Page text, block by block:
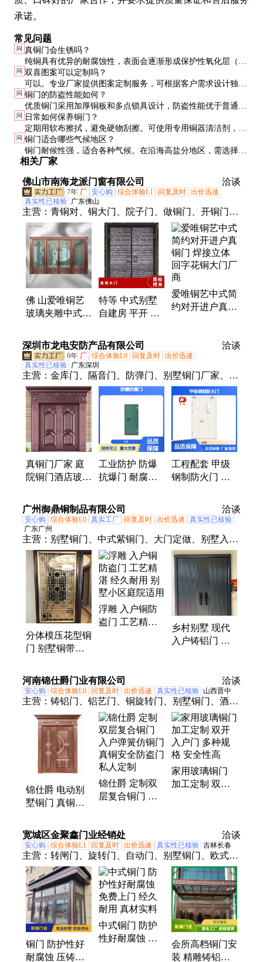
承诺。
常见问题
问 真铜门会生锈吗？
纯铜具有优异的耐腐蚀性，表面会逐渐形成保护性氧化层（铜
绿），不会像铁那样生锈。定期保养可保持光泽。
问 双喜图案可以定制吗？
可以。专业厂家提供图案定制服务，可根据客户需求设计独特
的吉祥图案或家族徽章。
问 铜门的防盗性能如何？
优质铜门采用加厚铜板和多点锁具设计，防盗性能优于普通钢
门。部分产品通过国家防盗门标准认证。
问
日常如何保养铜门？
定期用软布擦拭，避免硬物刮擦。可使用专用铜器清洁剂，保
持表面光泽。注意检查铰链和锁具润滑情况。
问 铜门适合哪些气候地区？
铜门耐候性强，适合各种气候。在沿海高盐分地区，需选择防
盐雾处理的特殊工艺产品。
相关厂家
佛山市南海龙派门窗有限公司 洽谈
7年 厂 安心购 综合体验L1 回复及时 出价迅速
真实性已核验 广东佛山
主营： 青铜对、铜大门、院子门、做铜门、开铜门、
纯铜门、真铜门、青铜门、双铜门、紫铜门、子母铜
门、韩式铜门、小区单、门定制、入户门、铜套门、
庭院门、平开窗、进户铜、双开门、氟碳漆、小区进
户、防盗手工、焊接工艺、六开大门
佛 山爱唯铜艺
玻璃夹雕中式双
平移烤紫铜大门
厂家个性
特等 中式别墅
自建房 平开 真
开铜门 爱唯铜
艺直供
爱唯铜艺中式简
约对开进户真铜
深圳市龙电安防产品有限公司
洽谈
6年 厂 综合体验L0 回复及时 出价迅速
真实性已核验 广东深圳
主营： 金库门、隔音门、防弹门、别墅铜门厂家、防
爆门、玻璃防火门、甲级防火门、钢质防火门、木质
防火门、保密门、防盗安全门、密闭门窗、防潮密闭
门、泄爆门窗
真铜门厂家 庭
院铜门酒店玻璃
安防
工业防护 防爆
抗爆门 耐腐蚀
特种门窗
工程配套 甲级
钢制防火门 抗
广州御鼎铜制品有限公司 洽谈
安心购 综合体验L0 真实工厂 回复及时 出价迅速
真实性已核验
广东广州
主营： 别墅铜门、中式紫铜门、大门定做、别墅入户
对开门
分体模压花型铜
门 别墅铜带电
真铜双开门定做
浮雕 入户铜防
盗门 工艺精湛
乡村别墅 现代
入户铸铝门 材
河南锦仕爵门业有限公司
洽谈
安心购 综合体验L0 回复及时 出价迅速 真实性已核验 山西晋中
主营： 铸铝门、铝艺门、铜旋转门、别墅铜门、酒店
铜门、子母铜门、铜自动门、铜屏风、金属屏风
锦仕爵 电动别
墅铜门 真铜入
架承重好 防锈
耐磨 款式多样
锦仕爵 定制双
层复合铜门 入
私人定制
家用玻璃铜门
加工定制 双开
宽城区金聚鑫门业经销处 洽谈
安心购 综合体验L1 回复及时 出价迅速 真实性已核验 吉林长春
主营： 转闸门、旋转门、自动门、别墅铜门、欧式铜
门、铸铝门、堆积门、别墅门、折叠门、卷帘门、玻
璃门、聚鑫门、联动门、门施工、摆闸门、悬浮门、
复合门、铝材门、速通门、圆柱门、楼梯扶手、装饰
风格、制作工艺、铝艺护栏
铜门 防护性好
耐腐蚀 压铸拼
中式铜门 防护
性好耐腐蚀 免
会所高档铜门安
装 精雕铸铝门